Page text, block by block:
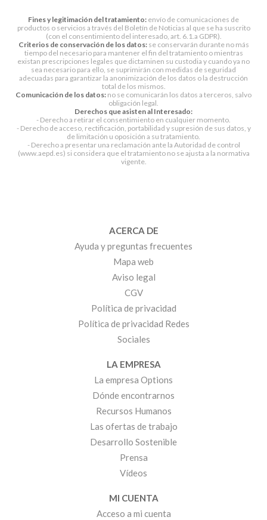
Fines y legitimación del tratamiento: envío de comunicaciones de
productos o servicios a través del Boletín de Noticias al que se ha suscrito
(con el consentimiento del interesado, art. 6.1.a GDPR).
Criterios de conservación de los datos:se conservarán durante no más
tiempo del necesario para mantener el fin del tratamiento o mientras
existan prescripciones legales que dictaminen su custodia y cuando ya no
sea necesario para ello, se suprimirán con medidas de seguridad
adecuadas para garantizar la anonimización de los datos o la destrucción
total de los mismos.
Comunicación de los datos: no se comunicarán los datos a terceros, salvo
obligación legal.
Derechos que asisten al Interesado:
- Derecho a retirar el consentimiento en cualquier momento.
- Derecho de acceso, rectificación, portabilidad y supresión de sus datos, y
de limitación u oposición a su tratamiento.
- Derecho a presentar una reclamación ante la Autoridad de control
(www.aepd.es) si considera que el tratamiento no se ajusta a la normativa
vigente.
ACERCA DE
Ayuda y preguntas frecuentes
Mapa web
Aviso legal
CGV
Política de privacidad
Política de privacidad Redes
Sociales
LA EMPRESA
La empresa Options
Dónde encontrarnos
Recursos Humanos
Las ofertas de trabajo
Desarrollo Sostenible
Prensa
Vídeos
MI CUENTA
Acceso a mi cuenta